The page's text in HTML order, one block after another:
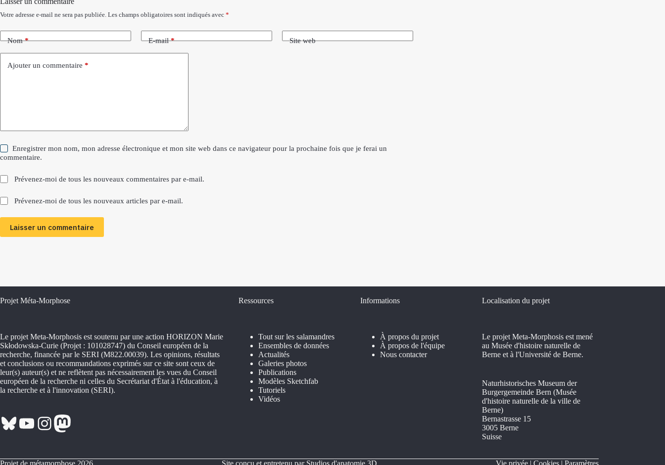
Votre adresse e-mail ne sera pas publiée. Les champs obligatoires sont indiqués avec *
Nom* E-mail* Site web
Ajouter un commentaire *
Enregistrer mon nom, mon adresse électronique et mon site web dans ce navigateur pour la prochaine fois que je ferai un
commentaire.
Prévenez-moi de tous les nouveaux commentaires par e-mail.
Prévenez-moi de tous les nouveaux articles par e-mail.
Laisser un commentaire
Projet Méta-Morphose
Le projet Meta-Morphosis est soutenu par une action HORIZON Marie
Skłodowska-Curie (Projet : 101028747) du Conseil européen de la
recherche, financée par le SERI (M822.00039). Les opinions, résultats
et conclusions ou recommandations exprimés sur ce site sont ceux de
leur(s) auteur(s) et ne reflètent pas nécessairement les vues du Conseil
européen de la recherche ni celles du Secrétariat d'État à l'éducation, à
la recherche et à l'innovation (SERI).
Bluesky
YouTube
Instagram
Mastodon
Ressources
Tout sur les salamandres
Ensembles de données
Actualités
Galeries photos
Publications
Modèles Sketchfab
Tutoriels
Vidéos
Informations
À propos du projet
À propos de l'équipe
Nous contacter
Localisation du projet
Le projet Meta-Morphosis est mené
au Musée d'histoire naturelle de
Berne et à l'Université de Berne.
Naturhistorisches Museum der
Burgergemeinde Bern (Musée
d'histoire naturelle de la ville de
Berne)
Bernastrasse 15
3005 Berne
Suisse
Projet de métamorphose 2026 Site conçu et entretenu par Studios d'anatomie 3D Vie privée| Cookies| Paramètres